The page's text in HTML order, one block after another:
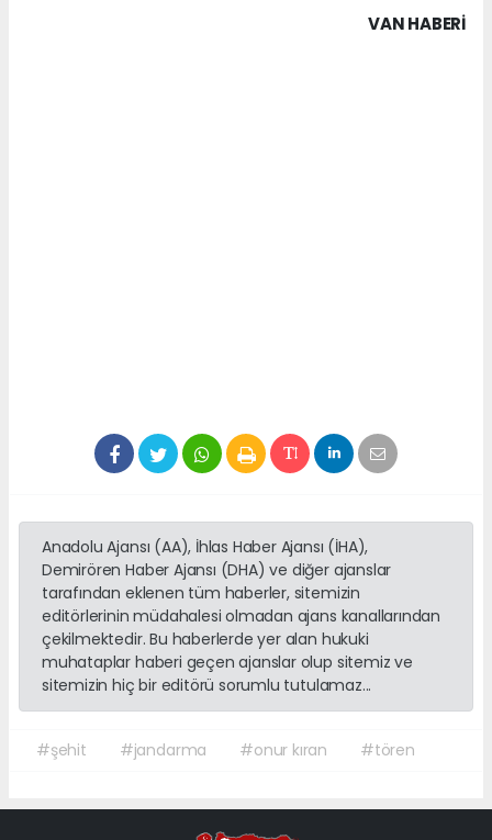
VAN HABERİ
Anadolu Ajansı (AA), İhlas Haber Ajansı (İHA),
Demirören Haber Ajansı (DHA) ve diğer ajanslar
tarafından eklenen tüm haberler, sitemizin
editörlerinin müdahalesi olmadan ajans kanallarından
çekilmektedir. Bu haberlerde yer alan hukuki
muhataplar haberi geçen ajanslar olup sitemiz ve
sitemizin hiç bir editörü sorumlu tutulamaz...
#şehit #jandarma #onur kıran #tören